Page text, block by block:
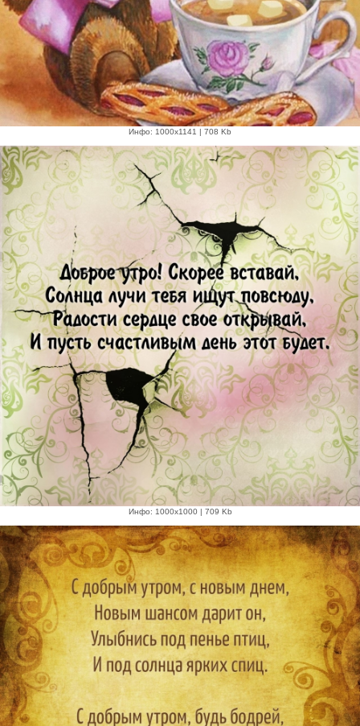
Инфо: 1000х1141 | 708 Kb
Инфо: 1000х1000 | 709 Kb